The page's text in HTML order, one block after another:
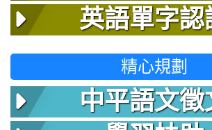
英語單字認
精心規劃
中平語文徵